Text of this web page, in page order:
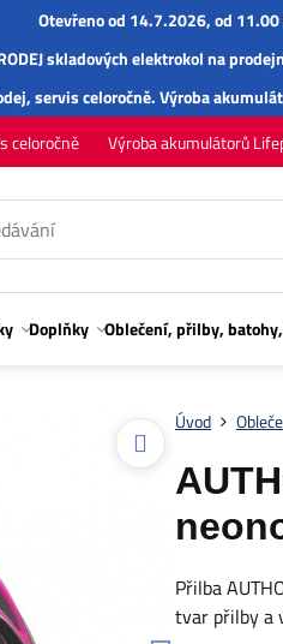
Otevřeno od 14.7.2026, od 11.00
skladových elektrokol na
servisceloročně.Výroba
celoročně Výroba akumulátorů
Doplňky Oblečení, přilby,
Úvod
Přilba
tvar přilby a